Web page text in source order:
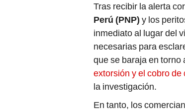
Tras recibir la alerta
Perú (PNP) y los
inmediato al lugar del
necesarias para
que se baraja en torno
extorsión y el cobro de
la investigación.
En tanto, los